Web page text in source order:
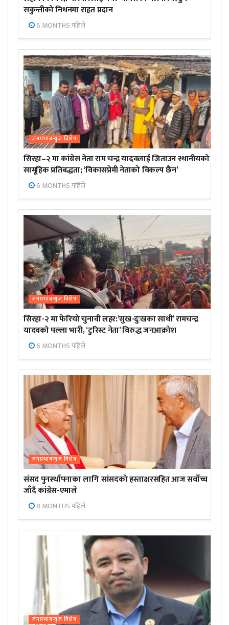
सकुन्तीको निधनमा राहत प्रदान
6 MONTHS पहिले
जनप्रभाबन्युज विशेष
सिरहा–२ मा कांग्रेस नेता राम चन्द्र यादवलाई जिताउन स्थानीयको
सामूहिक प्रतिबद्धता; ‘विकासप्रेमी नेताको विकल्प छैन’
6 MONTHS पहिले
जनप्रभाबन्युज विशेष
सिरहा-२ मा फेरियो चुनावी लहर:’सुख-दुःखका साथी’ रामचन्द्र
यादवको पल्ला भारी, ‘टुरिस्ट नेता’ विरुद्ध जनआक्रोश
6 MONTHS पहिले
जनप्रभाबन्युज विशेष
संसद पुनर्स्थापनाका लागि सांसदको हस्ताक्षरसहित आज सर्वोच्च
जाँदै कांग्रेस-एमाले
8 MONTHS पहिले
जनप्रभाबन्युज विशेष